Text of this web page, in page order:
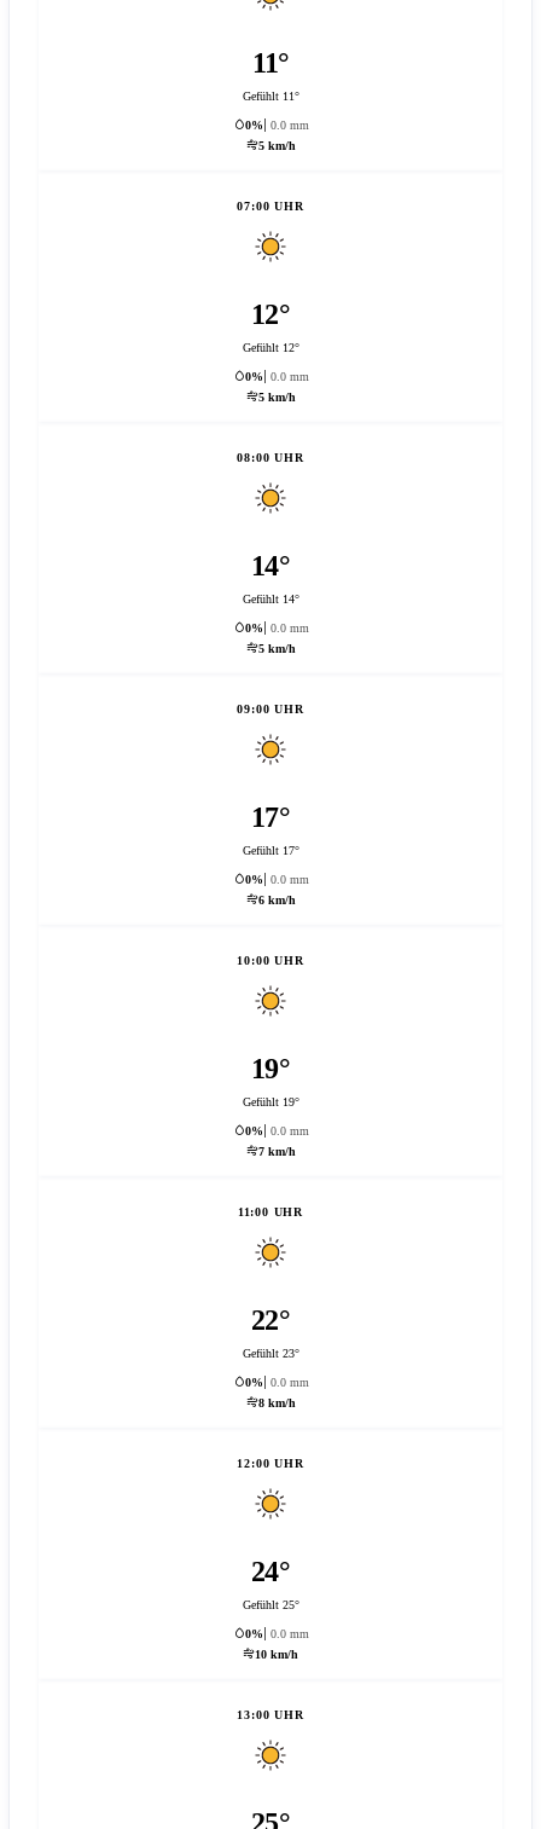
11°
Gefühlt 11°
0%
0.0 mm
5 km/h
07:00 UHR
12°
Gefühlt 12°
0%
0.0 mm
5 km/h
08:00 UHR
14°
Gefühlt 14°
0%
0.0 mm
5 km/h
09:00 UHR
17°
Gefühlt 17°
0%
0.0 mm
6 km/h
10:00 UHR
19°
Gefühlt 19°
0%
0.0 mm
7 km/h
11:00 UHR
22°
Gefühlt 23°
0%
0.0 mm
8 km/h
12:00 UHR
24°
Gefühlt 25°
0%
0.0 mm
10 km/h
13:00 UHR
25°